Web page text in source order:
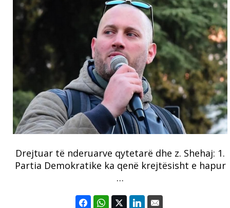
Drejtuar të nderuarve qytetarë dhe z. Shehaj: 1.
Partia Demokratike ka qenë krejtësisht e hapur
…